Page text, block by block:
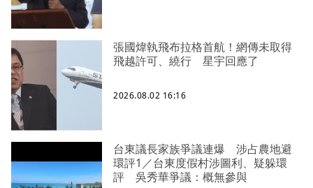
張國煒執飛布拉格首航！網傳未取得
飛越許可、繞行 星宇回應了
2026.08.02 16:16
台東議長家族爭議連爆 涉占農地避
環評1／台東度假村涉圖利、疑躲環
評 吳秀華爭議：概無參與